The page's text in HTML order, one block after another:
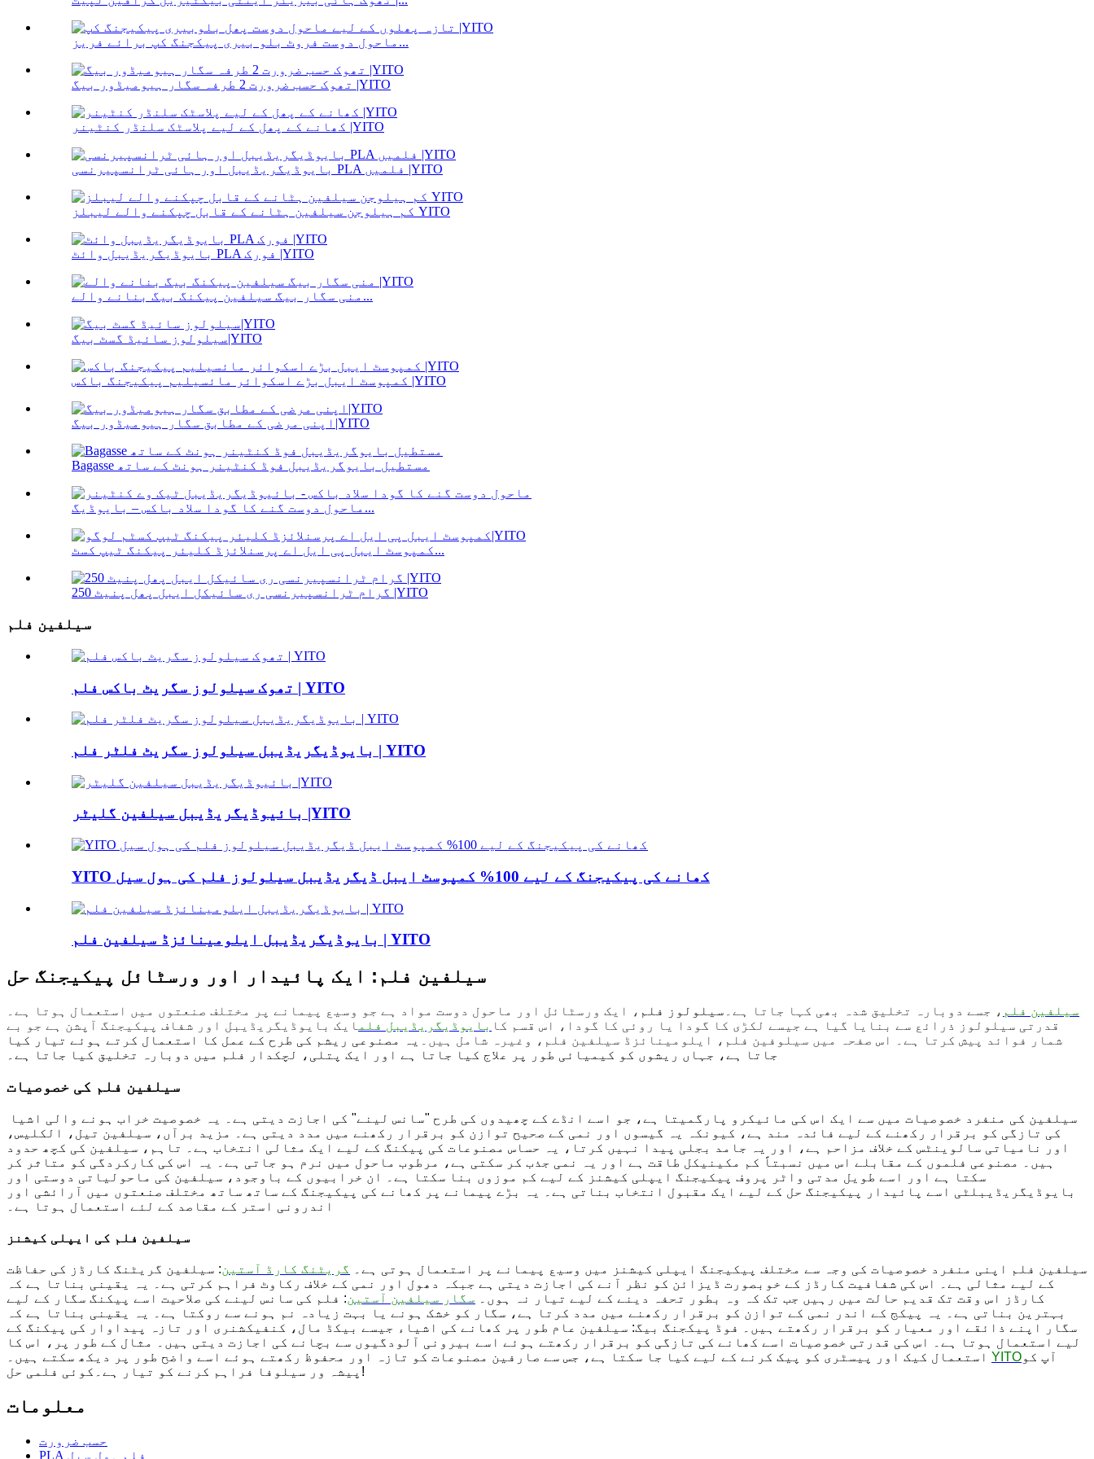
ماحول دوست فروٹ بلو بیری پیکجنگ کپ برائے فریز...
تھوک حسب ضرورت 2 طرفہ سگار ہیومیڈور بیگ |YITO
کھانے کے پھل کے لیے پلاسٹک سلنڈر کنٹینر |YITO
بایوڈیگریڈیبل اور ہائی ٹرانسپیرنسی PLA فلمیں |YITO
کم ہیلوجن سیلفین ہٹانے کے قابل چپکنے والے لیبلز YITO
بایوڈیگریڈیبل وائٹ PLA فورک |YITO
منی سگار بیگ سیلفین پیکنگ بیگ بنانے والے...
سیلولوز سائیڈ گسٹ بیگ|YITO
کمپوسٹ ایبل بڑے اسکوائر مائسیلیم پیکیجنگ باکس |YITO
اپنی مرضی کے مطابق سگار ہیومیڈور بیگ|YITO
Bagasse مستطیل بایوگریڈیبل فوڈ کنٹینر ہونٹ کے ساتھ
ماحول دوست گنے کا گودا سلاد باکس – بایوڈیگ...
کمپوسٹ ایبل پی ایل اے پرسنلائزڈ کلیئر پیکنگ ٹیپ کسٹ...
250 گرام ٹرانسپیرنسی ری سائیکل ایبل پھل پنیٹ |YITO
سیلفین فلم
تھوک سیلولوز سگریٹ باکس فلم | YITO
بایوڈیگریڈیبل سیلولوز سگریٹ فلٹر فلم | YITO
بائیوڈیگریڈیبل سیلفین گلیٹر |YITO
YITO کھانے کی پیکیجنگ کے لیے 100% کمپوسٹ ایبل ڈیگریڈیبل سیلولوز فلم کی ہول سیل
بایوڈیگریڈیبل ایلومینائزڈ سیلفین فلم | YITO
سیلفین فلم: ایک پائیدار اور ورسٹائل پیکیجنگ حل
سیلفین فلم ، جسے دوبارہ تخلیق شدہ بھی کہا جاتا ہے۔ سیلولوز فلم ، ایک ورسٹائل اور ماحول دوست مواد ہے جو وسیع پیمانے پر مختلف صنعتوں میں استعمال ہوتا ہے۔
قدرتی سیلولوز ذرائع سے بنایا گیا ہے جیسے لکڑی کا گودا یا روئی کا گودا، اس قسم کا بایوڈیگریڈیبل فلم ایک بایوڈیگریڈیبل اور شفاف پیکیجنگ آپشن ہے جو بے
شمار فوائد پیش کرتا ہے۔ اس صفحہ میں سیلوفین فلم، ایلومینائزڈ سیلفین فلم، وغیرہ شامل ہیں۔
یہ مصنوعی ریشم کی طرح کے عمل کا استعمال کرتے ہوئے تیار کیا
جاتا ہے، جہاں ریشوں کو کیمیائی طور پر علاج کیا جاتا ہے اور ایک پتلی، لچکدار فلم میں دوبارہ تخلیق کیا جاتا ہے۔
سیلفین فلم کی خصوصیات
سیلفین کی منفرد خصوصیات میں سے ایک اس کی مائیکرو پارگمیتا ہے، جو اسے انڈے کے چھیدوں کی طرح "سانس لینے" کی اجازت دیتی ہے۔ یہ خصوصیت خراب ہونے والی اشیا
کی تازگی کو برقرار رکھنے کے لیے فائدہ مند ہے، کیونکہ یہ گیسوں اور نمی کے صحیح توازن کو برقرار رکھنے میں مدد دیتی ہے۔
مزید برآں، سیلفین تیل، الکلیس،
اور نامیاتی سالوینٹس کے خلاف مزاحم ہے، اور یہ جامد بجلی پیدا نہیں کرتا، یہ حساس مصنوعات کی پیکنگ کے لیے ایک مثالی انتخاب ہے۔
تاہم، سیلفین کی کچھ حدود
ہیں۔ مصنوعی فلموں کے مقابلے اس میں نسبتاً کم مکینیکل طاقت ہے اور یہ نمی جذب کر سکتی ہے، مرطوب ماحول میں نرم ہو جاتی ہے۔
یہ اس کی کارکردگی کو متاثر کر
سکتا ہے اور اسے طویل مدتی واٹر پروف پیکیجنگ ایپلی کیشنز کے لیے کم موزوں بنا سکتا ہے۔
ان خرابیوں کے باوجود، سیلفین کی ماحولیاتی دوستی اور
بایوڈیگریڈیبلٹی اسے پائیدار پیکیجنگ حل کے لیے ایک مقبول انتخاب بناتی ہے۔ یہ بڑے پیمانے پر کھانے کی پیکیجنگ کے ساتھ ساتھ مختلف صنعتوں میں آرائشی اور
اندرونی استر کے مقاصد کے لئے استعمال ہوتا ہے۔
سیلفین فلم کی ایپلی کیشنز
سیلفین فلم اپنی منفرد خصوصیات کی وجہ سے مختلف پیکیجنگ ایپلی کیشنز میں وسیع پیمانے پر استعمال ہوتی ہے۔ گریٹنگ کارڈ آستین: سیلفین گریٹنگ کارڈز کی حفاظت
کے لیے مثالی ہے۔ اس کی شفافیت کارڈز کے خوبصورت ڈیزائن کو نظر آنے کی اجازت دیتی ہے جبکہ دھول اور نمی کے خلاف رکاوٹ فراہم کرتی ہے۔ یہ یقینی بناتا ہے کہ
کارڈز اس وقت تک قدیم حالت میں رہیں جب تک کہ وہ بطور تحفہ دینے کے لیے تیار نہ ہوں۔
سگار سیلفین آستین: فلم کی سانس لینے کی صلاحیت اسے پیکنگ سگار کے لیے
بہترین بناتی ہے۔ یہ پیکج کے اندر نمی کے توازن کو برقرار رکھنے میں مدد کرتا ہے، سگار کو خشک ہونے یا بہت زیادہ نم ہونے سے روکتا ہے۔ یہ یقینی بناتا ہے کہ
سگار اپنے ذائقے اور معیار کو برقرار رکھتے ہیں۔
فوڈ پیکجنگ بیگ: سیلفین عام طور پر کھانے کی اشیاء جیسے بیکڈ مال، کنفیکشنری اور تازہ پیداوار کی پیکنگ کے
لیے استعمال ہوتا ہے۔ اس کی قدرتی خصوصیات اسے کھانے کی تازگی کو برقرار رکھتے ہوئے اسے بیرونی آلودگیوں سے بچانے کی اجازت دیتی ہیں۔ مثال کے طور پر، اس کا
استعمال کیک اور پیسٹری کو پیک کرنے کے لیے کیا جا سکتا ہے، جس سے صارفین مصنوعات کو تازہ اور محفوظ رکھتے ہوئے اسے واضح طور پر دیکھ سکتے ہیں۔ YITOآپ کو
پیشہ ور سیلوفا فراہم کرنے کو تیار ہے۔ کوئی فلمی حل!
معلومات
حسب ضرورت
PLA فلم ہول سیل